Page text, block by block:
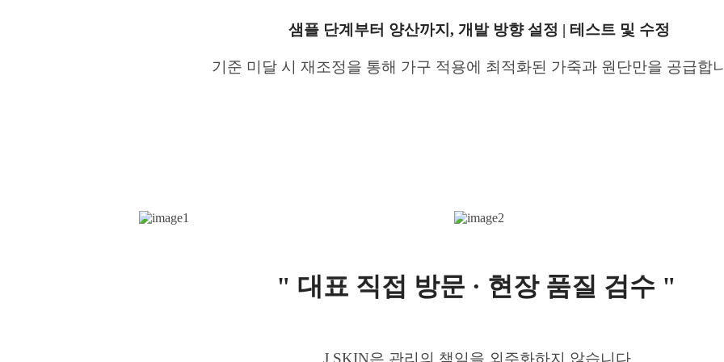
샘플 단계부터 양산까지, 개발 방향 설정 | 테스트 및 수정
기준 미달 시 재조정을 통해 가구 적용에 최적화된 가죽과 원단만을 공급합
" 대표 직접 방문 · 현장 품질 검수 "
J SKIN은 관리의 책임을 외주화하지 않습니다.